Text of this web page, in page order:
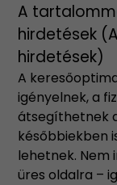
A
hirdetések
hirdetések)
A
igényelnek, a
átsegíthetnek
későbbiekben
lehetnek. Nem
üres oldalra –